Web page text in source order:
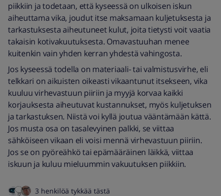
piikkiin ja todetaan, että kyseessä on ulkoisen iskun
aiheuttama vika, joudut itse maksamaan kuljetuksesta ja
tarkastuksesta aiheutuneet kulut, joita tietysti voit vaatia
takaisin kotivakuutuksesta. Omavastuuhan menee
kuitenkin vain yhden kerran yhdestä vahingosta.
Jos kyseessä todella on materiaali- tai valmistusvirhe, eli
telkkari on aikuisten oikeasti vikaantunut itsekseen, vika
kuuluu virhevastuun piiriin ja myyjä korvaa kaikki
korjauksesta aiheutuvat kustannukset, myös kuljetuksen
ja tarkastuksen. Niistä voi kyllä joutua vääntämään kättä.
Jos musta osa on tasalevyinen palkki, se viittaa
sähköiseen vikaan eli voisi mennä virhevastuun piiriin.
Jos se on pyöreähkö tai epämääräinen läikkä, viittaa
iskuun ja kuluu mieluummin vakuutuksen piikkiin.
3 henkilöä tykkää tästä